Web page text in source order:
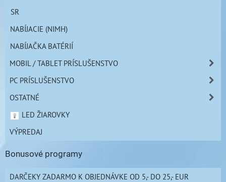
SR
NABÍJACIE (NIMH)
NABÍJAČKA BATÉRIÍ
MOBIL / TABLET PRÍSLUŠENSTVO
PC PRÍSLUŠENSTVO
OSTATNÉ
LED ŽIAROVKY
VÝPREDAJ
Bonusové programy
DARČEKY ZADARMO K OBJEDNÁVKE OD 5,- DO 25,- EUR